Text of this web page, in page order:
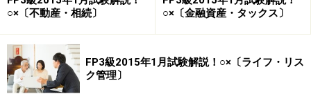
(2) 金融部門から経済全体に供給されている通貨の総量を
（ ）という。これは、個人や企業、地方公共団
体などの保有する通貨量の残高を集計したものになる。
○×〔不動産・相続〕
○×〔金融資産・タックス〕
FP3級2015年1月試験解説！○×〔ライフ・リス
ク管理〕